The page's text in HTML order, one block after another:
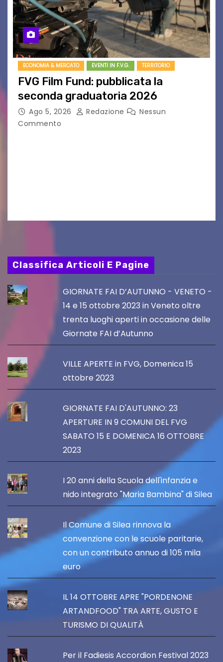
ECONOMIA & MERCATO EVENTI IN F.V.G. TERRITORIO
FVG Film Fund: pubblicata la
seconda graduatoria 2026
Ago 5, 2026 Redazione
Nessun
Commento
Classifica Articoli E Pagine
GIORNATE FAI D’AUTUNNO - VENETO -
14 e 15 ottobre 2023 in Veneto oltre
trenta luoghi aperti in occasione delle
Giornate FAI d’Autunno
VILLE APERTE in FVG, Domenica 15
ottobre 2023
GIORNATE FAI D'AUTUNNO: 23
APERTURE IN 9 COMUNI DEL FVG
SABATO 15 E DOMENICA 16 OTTOBRE
2023
I 20 anni della Scuola dell'infanzia e
nido integrato "Maria Bambina" di Silea
Il Comune di Silea rinnova la
convenzione con le scuole paritarie,
con un contributo annuo di 105 mila
euro
IL 14 OTTOBRE APRE "PORDENONE
ARTANDFOOD" TRA ARTE, GUSTO E
TURISMO DI QUALITÀ
Per il Fadiesis Accordion Festival 2023